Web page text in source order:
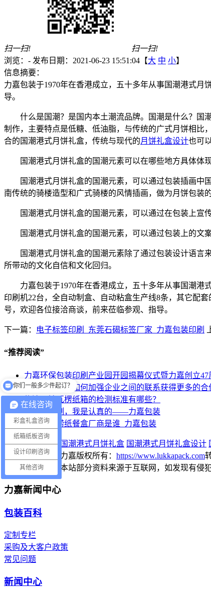
扫一扫!
扫一扫!
浏览： - 发布日期：2021-06-23 15:51:04【大 中 小】
信息摘要：
力嘉包装于1970年在香港成立，五十多年从事国潮港式
导。
什么是国潮？是国内本土潮流品牌。国潮是什么？国
制作，主要特点是低糖、低油脂，与传统的广式月饼相比
合的国潮港式月饼礼盒，传统与现代的月饼礼盒设计也可
国潮港式月饼礼盒的国潮元素可以在哪些地方具体体现
国潮港式月饼礼盒的国潮元素，可以通过包装插画
南传统的骑楼造型和广式骑楼的风情插画，做为月饼包装
国潮港式月饼礼盒的国潮元素，可以通过在包装上宣
国潮港式月饼礼盒的国潮元素，可以通过包装上的文
国潮港式月饼礼盒的国潮元素除了通过包装设计语
所带动的文化自信和文化回归。
力嘉包装于1970年在香港成立，五十多年从事国潮港
印刷机22台，全自动制盒、自动粘盒生产线8条，其它配
号，欢迎各位接洽商谈，前来莅临参观、指导。
下一篇： 电子标签印刷_东莞石碣标签厂家_力嘉包装印刷
“推荐阅读”
力嘉环保包装印刷产业园开园揭幕仪式暨力嘉创立
东莞包装厂家如何加强企业之间的联系获得更多的合
物流运输瓦楞纸箱的检测标准有哪些？
做外箱定制，我是认真的——力嘉包装
供应海底捞纸餐盒厂商是谁_力嘉包装
【本文标签】： 国潮港式月饼礼盒 国潮港式月饼礼盒设计
【责任编辑】：
力嘉版权所有： https://www.lukkapack.com
【免责声明】：
本站部分资料来源于互联网，如发现有侵
力嘉新闻中心
包装百科
定制专栏
采购及大客户政策
常见问题
新闻中心
在线咨询
彩盒礼盒咨询
纸箱纸板咨询
设计印刷咨询
其他咨询
你们一般多少件起订？
你们的生产工厂在哪里？